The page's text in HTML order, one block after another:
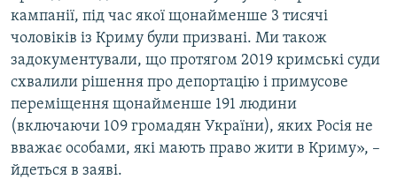
кампанії, під час якої щонайменше 3 тисячі
чоловіків із Криму були призвані. Ми також
задокументували, що протягом 2019 кримські суди
схвалили рішення про депортацію і примусове
переміщення щонайменше 191 людини
(включаючи 109 громадян України), яких Росія не
вважає особами, які мають право жити в Криму», –
йдеться в заяві.